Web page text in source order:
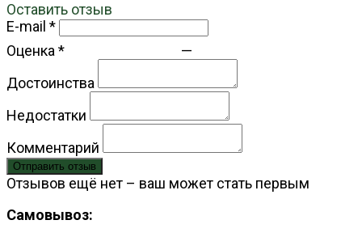
Оставить отзыв
E-mail *
Оценка*
—
Достоинства
Недостатки
Комментарий
Отправить отзыв
Отзывов ещё нет – ваш может стать первым
Самовывоз: